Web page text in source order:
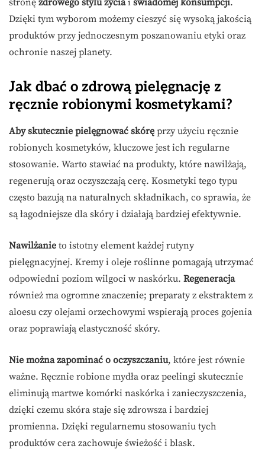
stronę zdrowego stylu życiai świadomej konsumpcji.
Dzięki tym wyborom możemy cieszyć się wysoką jakością
produktów przy jednoczesnym poszanowaniu etyki oraz
ochronie naszej planety.
Jak dbać o zdrową pielęgnację z
ręcznie robionymi kosmetykami?
Aby skutecznie pielęgnować skórę przy użyciu ręcznie
robionych kosmetyków, kluczowe jest ich regularne
stosowanie. Warto stawiać na produkty, które nawilżają,
regenerują oraz oczyszczają cerę. Kosmetyki tego typu
często bazują na naturalnych składnikach, co sprawia, że
są łagodniejsze dla skóry i działają bardziej efektywnie.
Nawilżanie to istotny element każdej rutyny
pielęgnacyjnej. Kremy i oleje roślinne pomagają utrzymać
odpowiedni poziom wilgoci w naskórku. Regeneracja
również ma ogromne znaczenie; preparaty z ekstraktem z
aloesu czy olejami orzechowymi wspierają proces gojenia
oraz poprawiają elastyczność skóry.
Nie można zapominać o oczyszczaniu, które jest równie
ważne. Ręcznie robione mydła oraz peelingi skutecznie
eliminują martwe komórki naskórka i zanieczyszczenia,
dzięki czemu skóra staje się zdrowsza i bardziej
promienna. Dzięki regularnemu stosowaniu tych
produktów cera zachowuje świeżość i blask.